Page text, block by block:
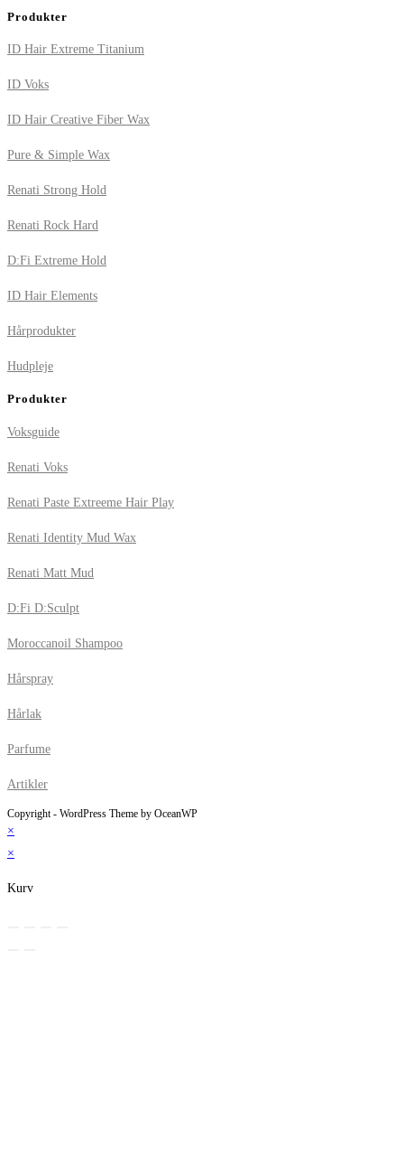
Produkter
ID Hair Extreme Titanium
ID Voks
ID Hair Creative Fiber Wax
Pure & Simple Wax
Renati Strong Hold
Renati Rock Hard
D:Fi Extreme Hold
ID Hair Elements
Hårprodukter
Hudpleje
Produkter
Voksguide
Renati Voks
Renati Paste Extreeme Hair Play
Renati Identity Mud Wax
Renati Matt Mud
D:Fi D:Sculpt
Moroccanoil Shampoo
Hårspray
Hårlak
Parfume
Artikler
Copyright - WordPress Theme by OceanWP
×
×
Kurv